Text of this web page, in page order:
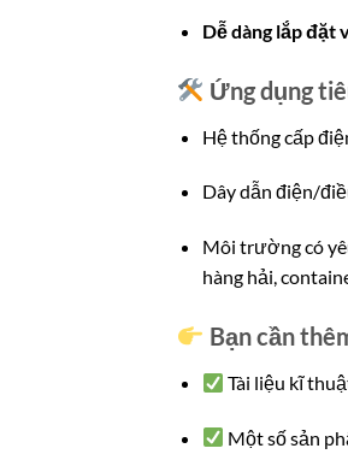
Dễ dàng lắp đặt
Ứng dụng
Hệ thống cấp
Dây dẫn điện/
Môi trường có
hàng hải,
Bạn cần
Tài liệu kĩ
Một số sản